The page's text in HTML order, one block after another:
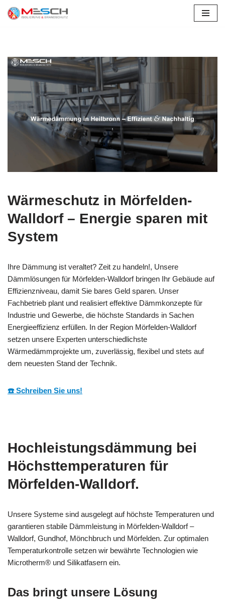
Wärmeschutz in Mörfelden-
Walldorf – Energie sparen mit
System
Ihre Dämmung ist veraltet? Zeit zu handeln!, Unsere
Dämmlösungen für Mörfelden-Walldorf bringen Ihr Gebäude auf
Effizienzniveau, damit Sie bares Geld sparen. Unser
Fachbetrieb plant und realisiert effektive Dämmkonzepte für
Industrie und Gewerbe, die höchste Standards in Sachen
Energieeffizienz erfüllen. In der Region Mörfelden-Walldorf
setzen unsere Experten unterschiedlichste
Wärmedämmprojekte um, zuverlässig, flexibel und stets auf
dem neuesten Stand der Technik.
☎️ Schreiben Sie uns!
Hochleistungsdämmung bei
Höchsttemperaturen für
Mörfelden-Walldorf.
Unsere Systeme sind ausgelegt auf höchste Temperaturen und
garantieren stabile Dämmleistung in Mörfelden-Walldorf –
Walldorf, Gundhof, Mönchbruch und Mörfelden. Zur optimalen
Temperaturkontrolle setzen wir bewährte Technologien wie
Microtherm® und Silikatfasern ein.
Das bringt unsere Lösung